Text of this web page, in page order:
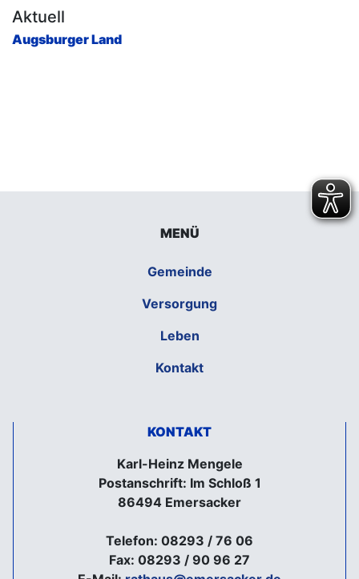
Aktuell
Augsburger Land
MENÜ
Gemeinde
Versorgung
Leben
Kontakt
KONTAKT
Karl-Heinz Mengele
Postanschrift: Im Schloß 1
86494 Emersacker
Telefon: 08293 / 76 06
Fax: 08293 / 90 96 27